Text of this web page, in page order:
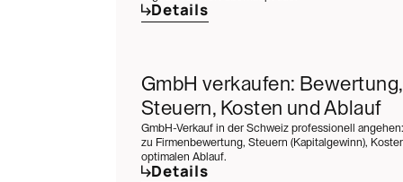
Details
GmbH verkaufen: Bewertung,
Steuern, Kosten und Ablauf
GmbH-Verkauf in der Schweiz professionell
zu Firmenbewertung, Steuern (Kapitalgewinn),
optimalen Ablauf.
Details